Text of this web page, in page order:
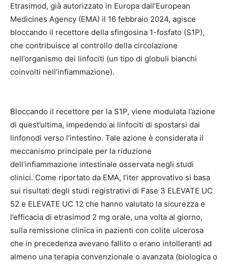
Etrasimod, già autorizzato in Europa dall’European
Medicines Agency (EMA) il 16 febbraio 2024, agisce
bloccando il recettore della sfingosina 1-fosfato (S1P),
che contribuisce al controllo della circolazione
nell’organismo dei linfociti (un tipo di globuli bianchi
coinvolti nell’infiammazione).
Bloccando il recettore per la S1P, viene modulata l’azione
di quest’ultima, impedendo ai linfociti di spostarsi dai
linfonodi verso l’intestino. Tale azione è considerata il
meccanismo principale per la riduzione
dell’infiammazione intestinale osservata negli studi
clinici. Come riportato da EMA, l’iter approvativo si basa
sui risultati degli studi registrativi di Fase 3 ELEVATE UC
52 e ELEVATE UC 12 che hanno valutato la sicurezza e
l’efficacia di etrasimod 2 mg orale, una volta al giorno,
sulla remissione clinica in pazienti con colite ulcerosa
che in precedenza avevano fallito o erano intolleranti ad
almeno una terapia convenzionale o avanzata (biologica o